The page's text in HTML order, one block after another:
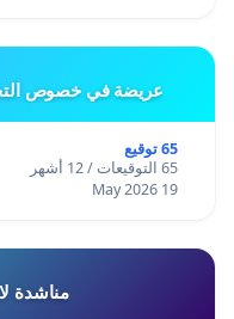
عريضة في خصوص
65 توقيع
65 التوقيعات / 12 أشهر
19 May 2026
مناشدة